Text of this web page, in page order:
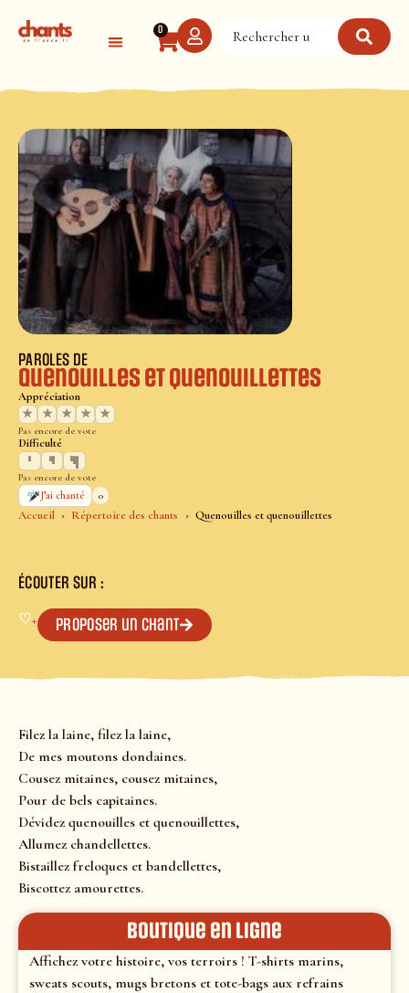
0
Accueil Répertoire des chants Quenouilles et quenouillettes
PAROLES DE
Quenouilles et quenouillettes
Appréciation
★
★ ★ ★ ★
Pas encore de vote
Difficulté
Pas encore de vote
J’ai chanté
0
ÉCOUTER SUR :
♡+ Proposer un chant
Filez la laine, filez la laine,
De mes moutons dondaines.
Cousez mitaines, cousez mitaines,
Pour de bels capitaines.
Dévidez quenouilles et quenouillettes,
Allumez chandellettes.
Bistaillez freloques et bandellettes,
Biscottez amourettes.
Boutique en ligne
Affichez votre histoire, vos terroirs ! T-shirts marins,
sweats scouts, mugs bretons et tote-bags aux refrains